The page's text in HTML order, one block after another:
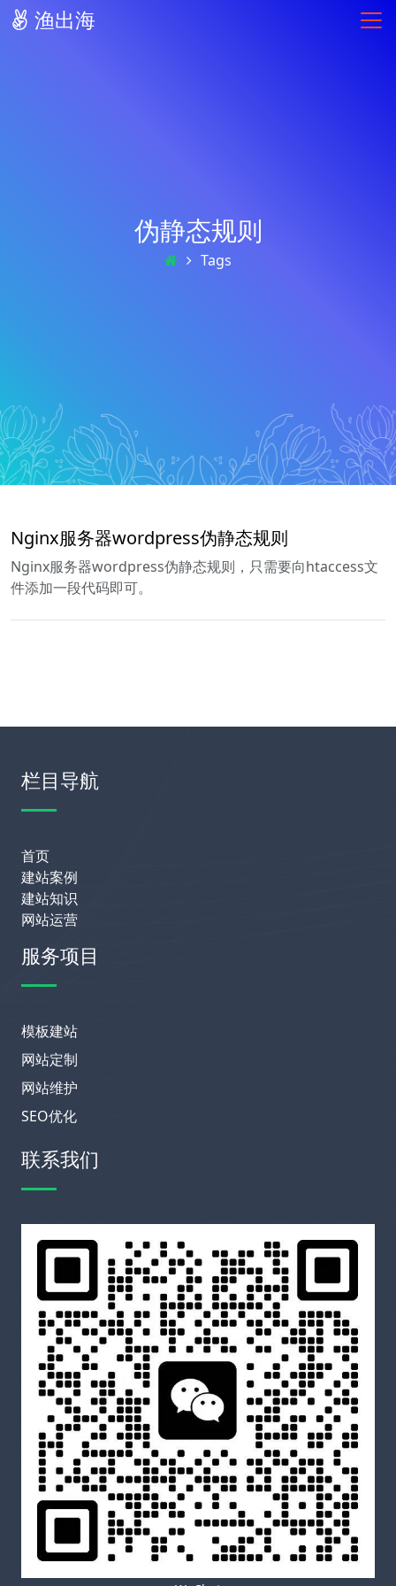
渔出海
伪静态规则
Tags
Nginx服务器wordpress伪静态规则
Nginx服务器wordpress伪静态规则，只需要向htaccess文
件添加一段代码即可。
栏目导航
首页
建站案例
建站知识
网站运营
服务项目
模板建站
网站定制
网站维护
SEO优化
联系我们